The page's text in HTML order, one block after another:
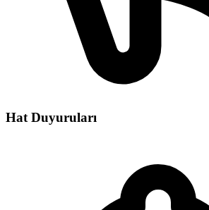
Hat Duyuruları